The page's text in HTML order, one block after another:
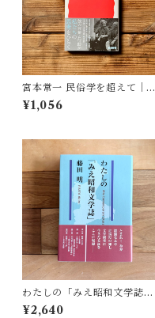
宮本常一 民俗学を超えて｜木
村 哲也
¥1,056
わたしの「みえ昭和文学誌」 |
藤田 明
¥2,640